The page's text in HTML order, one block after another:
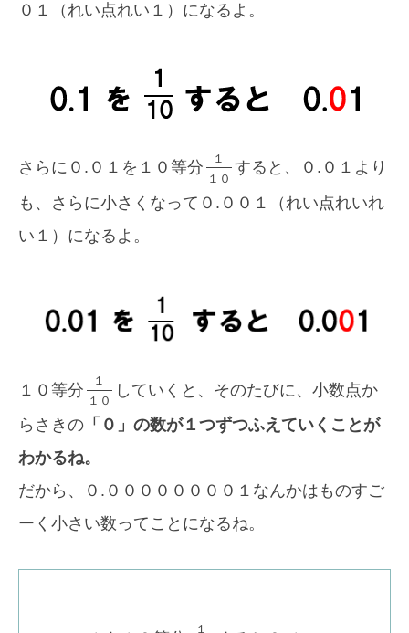
０１（れい点れい１）になるよ。
さらに０.０１を１０等分
１
１ ０
すると、０.０１より
も、さらに小さくなって０.００１（れい点れいれ
い１）になるよ。
１０等分
１
１ ０
していくと、そのたびに、小数点か
らさきの 「０」の数が１つずつふえていくことが
わかるね。
だから、０.００００００００１なんかはものすご
ーく小さい数ってことになるね。
１